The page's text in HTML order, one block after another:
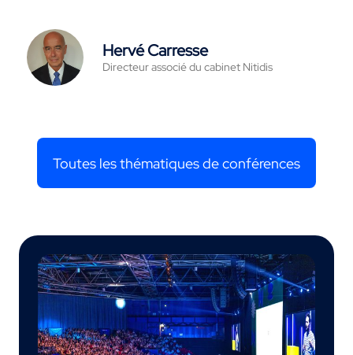
Hervé Carresse
Directeur associé du cabinet Nitidis
Toutes les thématiques de conférences